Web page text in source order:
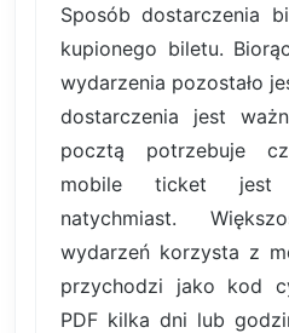
Sposób dostarczenia
kupionego biletu.
wydarzenia pozostało
dostarczenia jest
pocztą potrzebuje
mobile ticket jest
natychmiast.
wydarzeń korzysta z
przychodzi jako kod
PDF kilka dni lub